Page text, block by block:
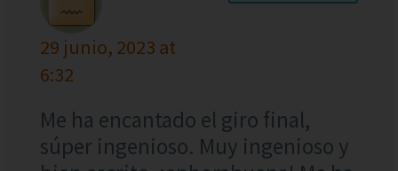
29 junio, 2023 at
6:32
Me ha encantado el giro final,
súper ingenioso. Muy ingenioso y